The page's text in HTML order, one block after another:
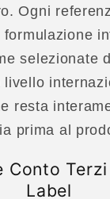
Ogni
selezionate
livello
resta
prima al
Conto
Label